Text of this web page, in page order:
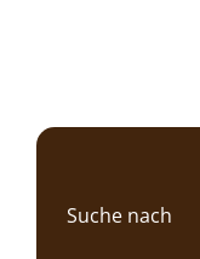
Suche nach